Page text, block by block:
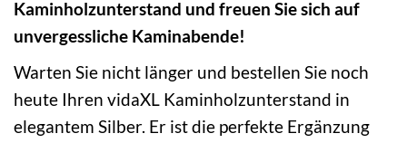
Kaminholzunterstand und freuen Sie sich auf
unvergessliche Kaminabende!
Warten Sie nicht länger und bestellen Sie noch
heute Ihren vidaXL Kaminholzunterstand in
elegantem Silber. Er ist die perfekte Ergänzung